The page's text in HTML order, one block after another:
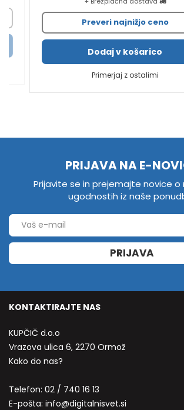
Preveri najnižjo ceno
Dodaj v košarico
Primerjaj z ostalimi
PRIJAVA NA E-
Prijavite se in prejemajte novice o
ugodnostih iz naše
PRIJAVA
KONTAKTIRAJTE NAS
KUPČIČ d.o.o
Vrazova ulica 6, 2270 Ormož
Kako do nas?
Telefon: 02 / 740 16 13
E-pošta: info@digitalnisvet.si